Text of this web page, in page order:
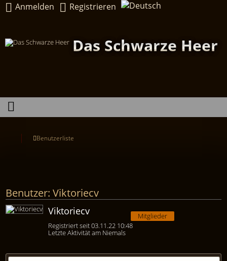
Anmelden Registrieren
Das Schwarze Heer
Benutzerliste
Benutzer: Viktoriecv
Viktoriecv
Mitglieder
Registriert seit 03.11.22 10:48
Letzte Aktivität am Niemals